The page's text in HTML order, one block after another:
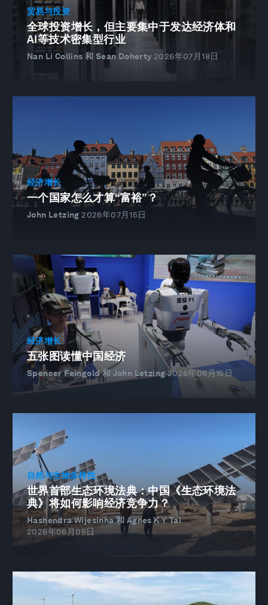
贸易与投资
全球投资增长，但主要集中于发达经济体和
AI等技术密集型行业
Nan Li Collins 和 Sean Doherty 2026年07月18日
经济增长
一个国家怎么才算“富裕”？
John Letzing 2026年07月15日
经济增长
五张图读懂中国经济
Spencer Feingold 和 John Letzing 2026年06月15日
自然与生物多样性
世界首部生态环境法典：中国《生态环境法
典》将如何影响经济竞争力？
Hashendra Wijesinha 和 Agnes K Y Tai
2026年06月05日